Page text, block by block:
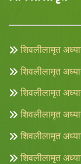
शिवलीलामृत
शिवलीलामृत
शिवलीलामृत
शिवलीलामृत
शिवलीलामृत
शिवलीलामृत